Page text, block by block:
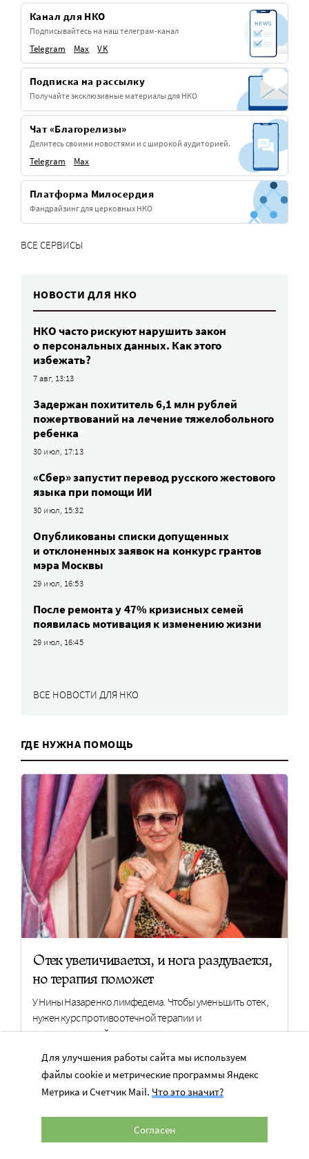
Канал для НКО
Подписывайтесь на наш телеграм-канал
Telegram Max VK
Подписка на рассылку
Получайте эксклюзивные материалы для НКО
Чат «Благорелизы»
Делитесь своими новостями и с широкой аудиторией.
Telegram Max
Платформа Милосердия
Фандрайзинг для церковных НКО
ВСЕ СЕРВИСЫ
НОВОСТИ ДЛЯ НКО
НКО часто рискуют нарушить закон
о персональных данных. Как этого
избежать?
7 авг, 13:13
Задержан похититель 6,1 млн рублей
пожертвований на лечение тяжелобольного
ребенка
30 июл, 17:13
«Сбер» запустит перевод русского жестового
языка при помощи ИИ
30 июл, 15:32
Опубликованы списки допущенных
и отклоненных заявок на конкурс грантов
мэра Москвы
29 июл, 16:53
После ремонта у 47% кризисных семей
появилась мотивация к изменению жизни
29 июл, 16:45
ВСЕ НОВОСТИ ДЛЯ НКО
ГДЕ НУЖНА ПОМОЩЬ
Отек увеличивается, и нога раздувается,
но терапия поможет
У Нины Назаренко лимфедема. Чтобы уменьшить отек,
нужен курс противоотечной терапии и
компрессионный трикотаж
300 240 руб. Нужно 510 800 руб.
ПОМОЧЬ
Для улучшения работы сайта мы используем
файлы cookie и метрические программы Яндекс
Метрика и Счетчик Mail. Что это значит?
Согласен